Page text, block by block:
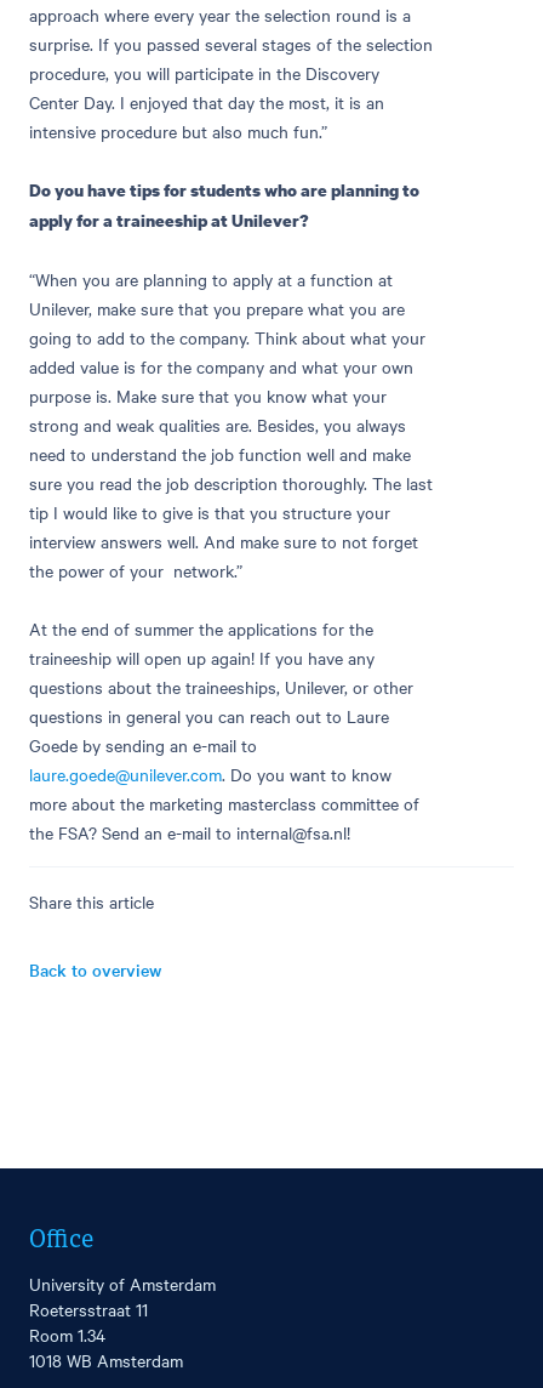
approach where every year the selection round is a
surprise. If you passed several stages of the selection
procedure, you will participate in the Discovery
Center Day. I enjoyed that day the most, it is an
intensive procedure but also much fun.”
Do you have tips for students who are planning to
apply for a traineeship at Unilever?
“When you are planning to apply at a function at
Unilever, make sure that you prepare what you are
going to add to the company. Think about what your
added value is for the company and what your own
purpose is. Make sure that you know what your
strong and weak qualities are. Besides, you always
need to understand the job function well and make
sure you read the job description thoroughly. The last
tip I would like to give is that you structure your
interview answers well. And make sure to not forget
the power of your network.”
At the end of summer the applications for the
traineeship will open up again! If you have any
questions about the traineeships, Unilever, or other
questions in general you can reach out to Laure
Goede by sending an e-mail to
laure.goede@unilever.com. Do you want to know
more about the marketing masterclass committee of
the FSA? Send an e-mail to internal@fsa.nl!
Share this article
Back to overview
Office
University of Amsterdam
Roetersstraat 11
Room 1.34
1018 WB Amsterdam